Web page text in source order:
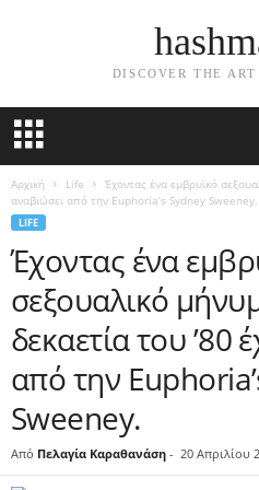
DISCOVER THE
Αρχική Life
Έχοντας ένα εμβρυϊκό
αναβιώσει από την Euphoria’s Sydney Sweeney.
LIFE
Έχοντας ένα
σεξουαλικό
δεκαετία του ’80
από την
Sweeney.
Από Πελαγία Καραθανάση - 20 Απριλίου